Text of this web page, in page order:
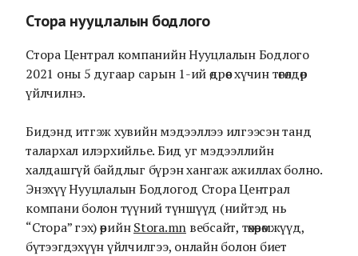
Стора нууцлалын бодлого
Стора Централ компанийн Нууцлалын Бодлого
2021 оны 5 дугаар сарын 1-ий өдрөөс хүчин төгөлдөр
үйлчилнэ.
Бидэнд итгэж хувийн мэдээллээ илгээсэн танд
талархал илэрхийлье. Бид уг мэдээллийн
халдашгүй байдлыг бүрэн хангаж ажиллах болно.
Энэхүү Нууцлалын Бодлогод Стора Централ
компани болон түүний түншүүд (нийтэд нь
“Стора” гэх) өөрийнStora.mn вебсайт, төхөөрөмжүүд,
бүтээгдэхүүн үйлчилгээ, онлайн болон биет